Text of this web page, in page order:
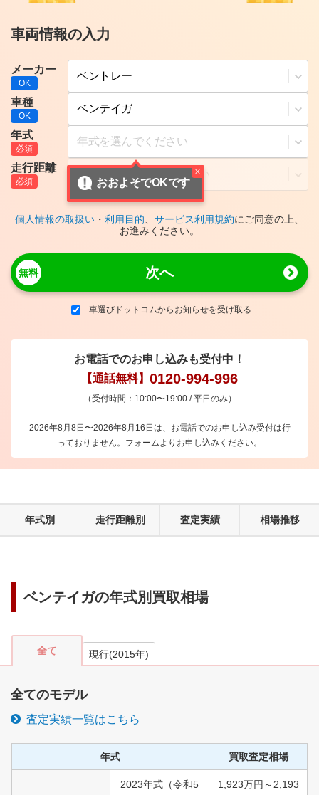
車両情報の入力
メーカー
車種
年式
おおよそでOKです
走行距離
個人情報の取扱い ・ 利用目的 サービス利用規約にご同意の上、
お進みください。
次へ
車選びドットコムからお知らせを受け取る
お電話でのお申し込みも受付中！
【通話無料】 0120-994-996
（受付時間：10:00〜19:00 / 平日のみ）
2026年8月8日〜2026年8月16日は、お電話でのお申し込み受付は行
っておりません。フォームよりお申し込みください。
年式別 走行距離別 査定実績 相場推移
ベンテイガの年式別買取相場
全て 現行(2015年)
全てのモデル
査定実績一覧はこちら
年式 買取査定相場
2023年式 （令和5
1,923万円 ～ 2,193